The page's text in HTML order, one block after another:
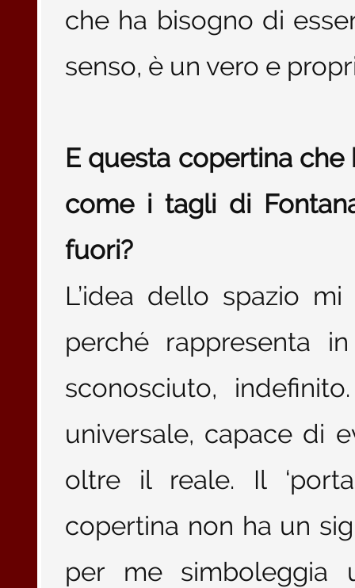
che ha bisogno di
senso, è un vero e
E questa copertina
come i tagli di
fuori?
L’idea dello spazio
perché rappresenta
sconosciuto,
universale, capace di
oltre il reale. Il
copertina non ha un
per me simboleggia